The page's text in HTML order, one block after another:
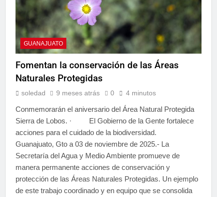
GUANAJUATO
Fomentan la conservación de las Áreas
Naturales Protegidas
soledad 9 meses atrás 0 4 minutos
Conmemorarán el aniversario del Área Natural Protegida
Sierra de Lobos. · El Gobierno de la Gente fortalece
acciones para el cuidado de la biodiversidad.
Guanajuato, Gto a 03 de noviembre de 2025.- La
Secretaría del Agua y Medio Ambiente promueve de
manera permanente acciones de conservación y
protección de las Áreas Naturales Protegidas. Un ejemplo
de este trabajo coordinado y en equipo que se consolida